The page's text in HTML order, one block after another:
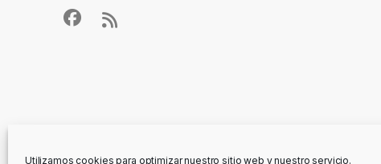
Utilizamos cookies para optimizar nuestro sitio web y nuestro servicio.